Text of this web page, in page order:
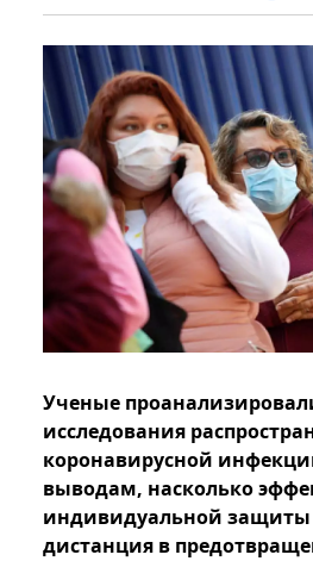
Ученые
исследования
коронавирусной
выводам, насколько
индивидуальной защиты
дистанция в